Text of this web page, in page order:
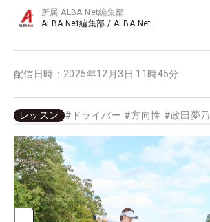
所属ALBA Net編集部
ALBA Net編集部 / ALBA Net
配信日時： 2025年12月3日 11時45分
レッスン # ドライバー #方向性 #政田夢乃